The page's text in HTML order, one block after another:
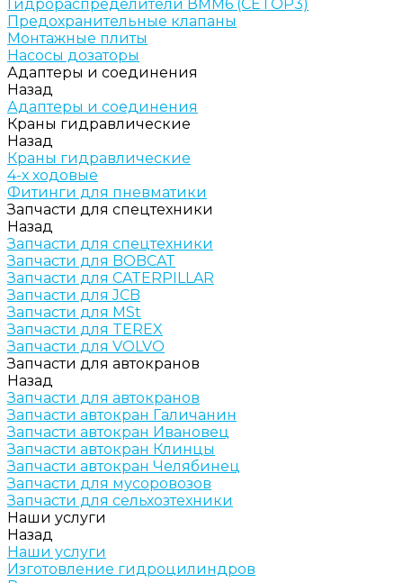
Гидрораспределители ВММ6 (CETOP3)
Предохранительные клапаны
Монтажные плиты
Насосы дозаторы
Адаптеры и соединения
Назад
Адаптеры и соединения
Краны гидравлические
Назад
Краны гидравлические
4-х ходовые
Фитинги для пневматики
Запчасти для спецтехники
Назад
Запчасти для спецтехники
Запчасти для BOBCAT
Запчасти для CATERPILLAR
Запчасти для JCB
Запчасти для MSt
Запчасти для TEREX
Запчасти для VOLVO
Запчасти для автокранов
Назад
Запчасти для автокранов
Запчасти автокран Галичанин
Запчасти автокран Ивановец
Запчасти автокран Клинцы
Запчасти автокран Челябинец
Запчасти для мусоровозов
Запчасти для сельхозтехники
Наши услуги
Назад
Наши услуги
Изготовление гидроцилиндров